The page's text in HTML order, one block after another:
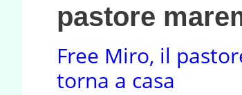
pastore
Free Miro, il
torna a casa